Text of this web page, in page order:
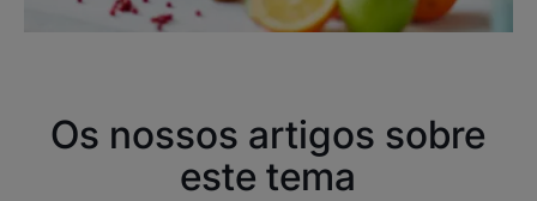
Os nossos artigos sobre
este tema